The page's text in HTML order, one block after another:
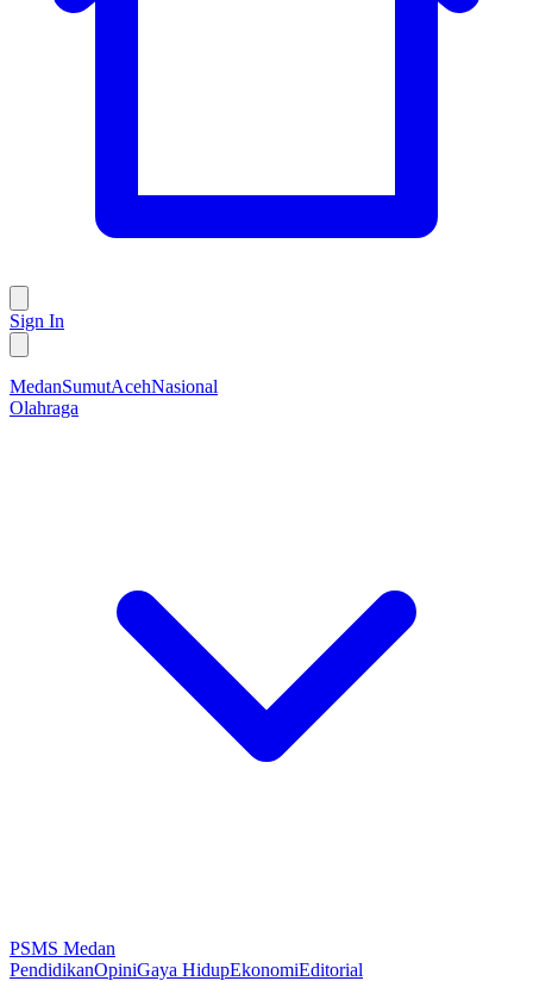
Sign In
MedanSumutAcehNasional
Olahraga
PSMS Medan
PendidikanOpiniGaya HidupEkonomiEditorial